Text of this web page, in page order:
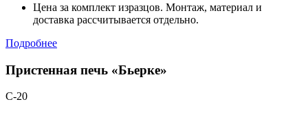
Цена за комплект изразцов. Монтаж, материал и
доставка рассчитывается отдельно.
Подробнее
Пристенная печь «Бьерке»
С-20